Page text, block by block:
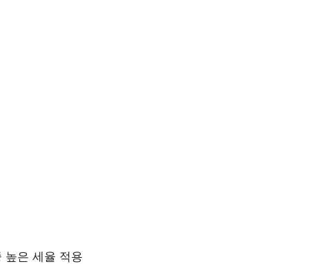
높은 세율 적용